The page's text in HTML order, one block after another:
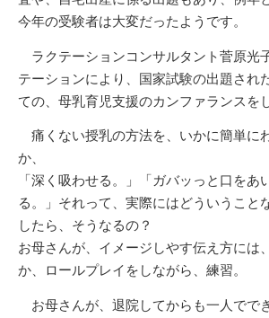
今年の受験者は大変だったようです。
ラクテーションコンサルタント菅原光
テーションにより、国家試験の出題され
ての、母乳育児支援のカンファランスを
痛くない授乳の方法を、いかに簡単に
か、
「深く吸わせる。」「ガバッっと口をあ
る。」それって、実際にはどういうこと
したら、そうなるの？
お母さんが、イメージしやす伝え方には
か、ロールプレイをしながら、練習。
お母さんが、退院してからも一人でで